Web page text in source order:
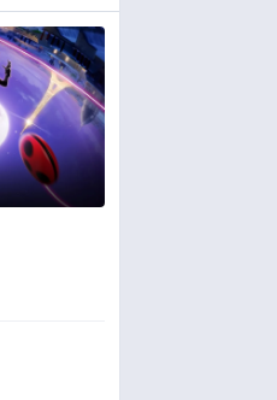
Kedi